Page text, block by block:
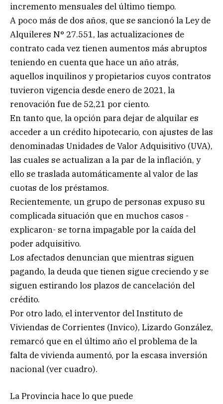
incremento mensuales del último tiempo.
A poco más de dos años, que se sancionó la Ley de
Alquileres N° 27.551, las actualizaciones de
contrato cada vez tienen aumentos más abruptos
teniendo en cuenta que hace un año atrás,
aquellos inquilinos y propietarios cuyos contratos
tuvieron vigencia desde enero de 2021, la
renovación fue de 52,21 por ciento.
En tanto que, la opción para dejar de alquilar es
acceder a un crédito hipotecario, con ajustes de las
denominadas Unidades de Valor Adquisitivo (UVA),
las cuales se actualizan a la par de la inflación, y
ello se traslada automáticamente al valor de las
cuotas de los préstamos.
Recientemente, un grupo de personas expuso su
complicada situación que en muchos casos -
explicaron- se torna impagable por la caída del
poder adquisitivo.
Los afectados denuncian que mientras siguen
pagando, la deuda que tienen sigue creciendo y se
siguen estirando los plazos de cancelación del
crédito.
Por otro lado, el interventor del Instituto de
Viviendas de Corrientes (Invico), Lizardo González,
remarcó que en el último año el problema de la
falta de vivienda aumentó, por la escasa inversión
nacional (ver cuadro).
La Provincia hace lo que puede